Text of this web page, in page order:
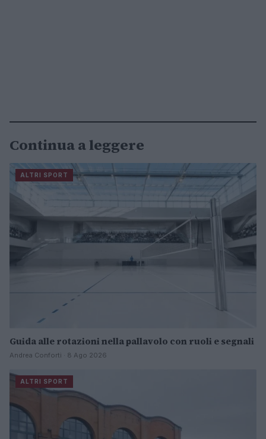
Continua a leggere
ALTRI SPORT
Guida alle rotazioni nella pallavolo con ruoli e segnali
Andrea Conforti · 8 Ago 2026
ALTRI SPORT